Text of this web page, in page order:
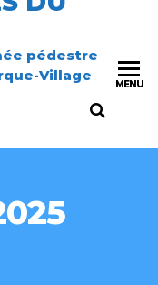
pédestre
Village
MENU